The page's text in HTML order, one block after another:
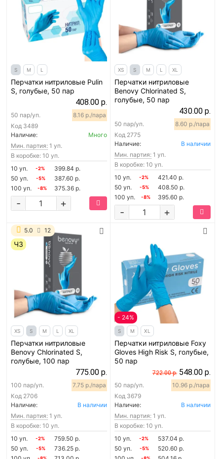
S M L
Перчатки нитриловые Pulin
S, голубые, 50 пар
408.00 р.
Код 3489
50 пар/уп. 8.16 р./пара
Наличие:
Много
Мин. партия: 1 уп.
В коробке: 10 уп.
10 уп.
-2%
399.84 р.
50 уп.
-5%
387.60 р.
100 уп.
-8% 375.36 р.
+
-
XS S M L XL
Перчатки нитриловые
Benovy Chlorinated S,
голубые, 50 пар
430.00 р.
Код 2775
50 пар/уп. 8.60 р./пара
Наличие:
В наличии
Мин. партия: 1 уп.
В коробке: 10 уп.
10 уп.
-2%
421.40 р.
50 уп.
-5%
408.50 р.
100 уп.
-8% 395.60 р.
+
-
5.0 12
ЧЗ
XS S M L XL
Перчатки нитриловые
Benovy Chlorinated S,
голубые, 100 пар
775.00 р.
Код 2706
100 пар/уп. 7.75 р./пара
Наличие:
В наличии
Мин. партия: 1 уп.
В коробке: 10 уп.
10 уп.
-2%
759.50 р.
50 уп.
-5%
736.25 р.
- 24%
S M XL
Перчатки нитриловые Foxy
Gloves High Risk S, голубые,
50 пар
722.00 р. 548.00 р.
Код 3679
50 пар/уп. 10.96 р./пара
Наличие:
В наличии
Мин. партия: 1 уп.
В коробке: 10 уп.
10 уп.
-2%
537.04 р.
50 уп.
-5%
520.60 р.